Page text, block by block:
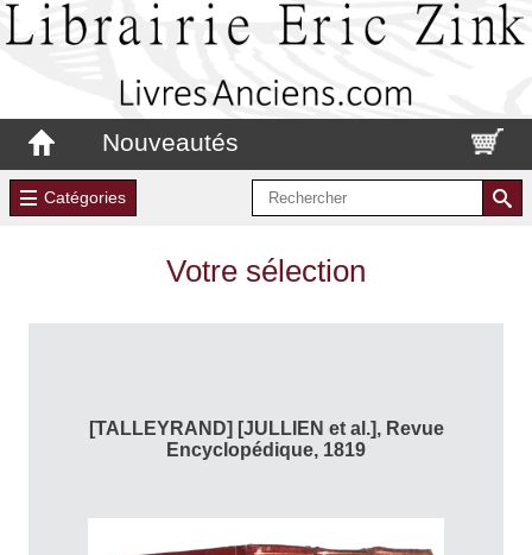
Nouveautés
Catégories
Votre sélection
[TALLEYRAND] [JULLIEN et al.], Revue
Encyclopédique, 1819